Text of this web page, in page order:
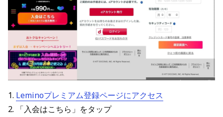
1. Leminoプレミアム登録ページにアクセス
2. 「入会はこちら」をタップ